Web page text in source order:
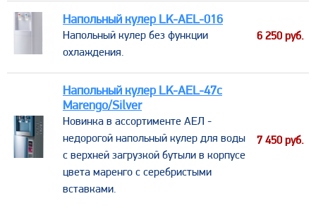
Напольный кулер LK-AEL-016
​Напольный кулер без функции
охлаждения.
6 250 руб.
Напольный кулер LK-AEL-47c
Marengo/Silver
​Новинка в ассортименте АЕЛ -
недорогой напольный кулер для воды
с верхней загрузкой бутыли в корпусе
цвета маренго с серебристыми
вставками.
7 450 руб.